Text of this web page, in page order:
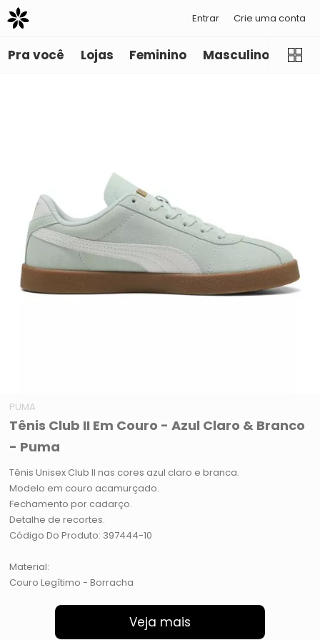
Entrar Crie uma conta
Pra você Lojas Feminino Masculino
PUMA
Tênis Club II Em Couro - Azul Claro & Branco
- Puma
Tênis Unisex Club II nas cores azul claro e branca.
Modelo em couro acamurçado.
Fechamento por cadarço.
Detalhe de recortes.
Código Do Produto: 397444-10
Material:
Couro Legítimo - Borracha
Veja mais